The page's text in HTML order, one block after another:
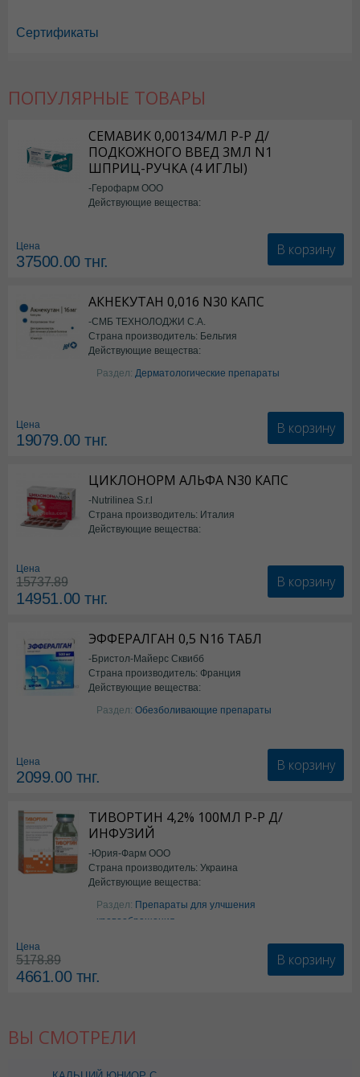
Сертификаты
ПОПУЛЯРНЫЕ ТОВАРЫ
СЕМАВИК 0,00134/МЛ Р-Р Д/
ПОДКОЖНОГО ВВЕД 3МЛ N1
ШПРИЦ-РУЧКА (4 ИГЛЫ)
-Герофарм ООО
Действующие вещества:
Цена
37500.00тнг.
В корзину
АКНЕКУТАН 0,016 N30 КАПС
-СМБ ТЕХНОЛОДЖИ С.А.
Страна производитель: Бельгия
Действующие вещества:
Изотретиноин
Раздел: Дерматологические препараты
Цена
19079.00тнг.
В корзину
ЦИКЛОНОРМ АЛЬФА N30 КАПС
-Nutrilinea S.r.l
Страна производитель: Италия
Действующие вещества:
Цена
15737.89
14951.00тнг.
В корзину
ЭФФЕРАЛГАН 0,5 N16 ТАБЛ
-Бристол-Майерс Сквибб
Страна производитель: Франция
Действующие вещества:
Парацетамол
Раздел: Обезболивающие препараты
Цена
2099.00тнг.
В корзину
ТИВОРТИН 4,2% 100МЛ Р-Р Д/
ИНФУЗИЙ
-Юрия-Фарм ООО
Страна производитель: Украина
Действующие вещества:
Аргинин
Раздел: Препараты для улчшения
кровообращения
Цена
5178.89
4661.00тнг.
В корзину
ВЫ СМОТРЕЛИ